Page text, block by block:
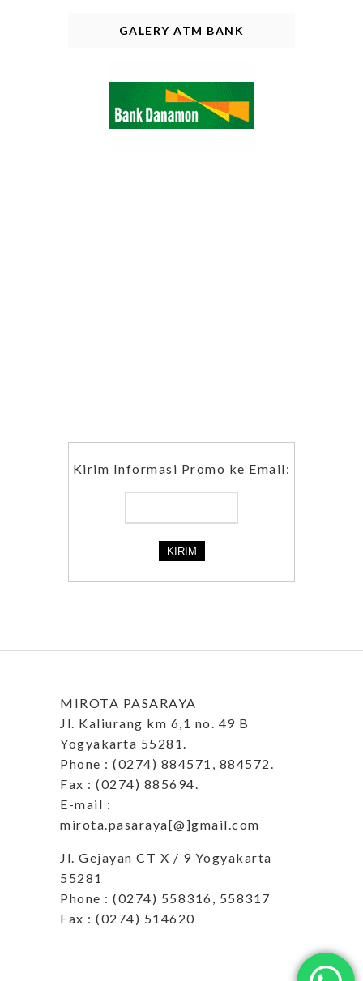
GALERY ATM BANK
Kirim Informasi Promo ke Email:
MIROTA PASARAYA
Jl. Kaliurang km 6,1 no. 49 B
Yogyakarta 55281.
Phone : (0274) 884571, 884572.
Fax : (0274) 885694.
E-mail :
mirota.pasaraya[@]gmail.com
Jl. Gejayan CT X / 9 Yogyakarta
55281
Phone : (0274) 558316, 558317
Fax : (0274) 514620